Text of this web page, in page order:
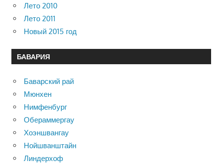
Лето 2010
Лето 2011
Новый 2015 год
БАВАРИЯ
Баварский рай
Мюнхен
Нимфенбург
Обераммергау
Хоэншвангау
Нойшванштайн
Линдерхоф